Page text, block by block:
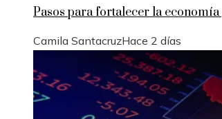
Pasos para fortalecer la
Camila SantacruzHace 2 días